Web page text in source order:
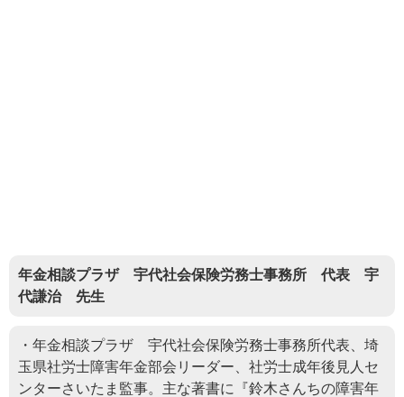
年金相談プラザ 宇代社会保険労務士事務所 代表 宇
代謙治 先生
・年金相談プラザ 宇代社会保険労務士事務所代表、埼
玉県社労士障害年金部会リーダー、社労士成年後見人セ
ンターさいたま監事。主な著書に『鈴木さんちの障害年